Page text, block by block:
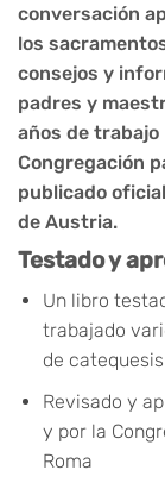
conversación
los
consejos y
padres y
años de
Congregación
publicado
de Austria.
Testado y
Un libro
trabajado
de catequesis
Revisado y
y por la
Roma